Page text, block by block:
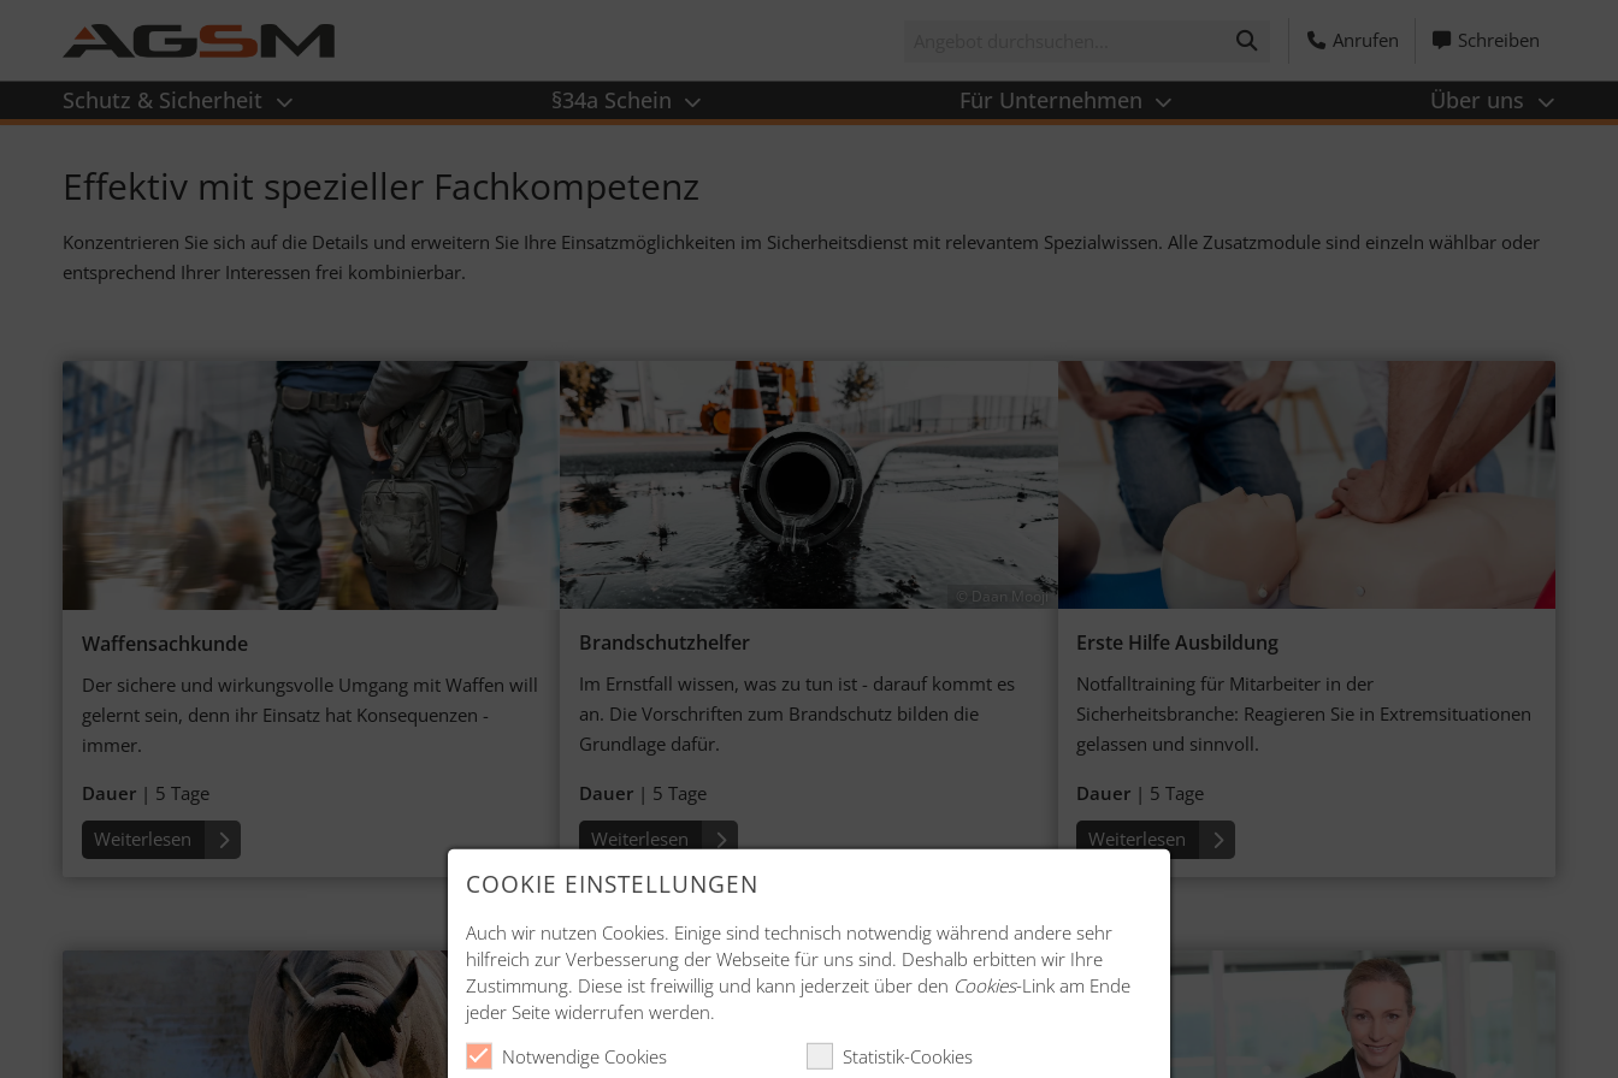
Schutz & Sicherheit §34a Schein Für Unternehmen Über uns
Anrufen Schreiben
Effektiv mit spezieller Fachkompetenz
Konzen­trieren Sie sich auf die Details und erwei­tern Sie Ihre Ein­satz­möglich­keiten im Sicher­heits­dienst mit rele­vantem Spezial­wissen. Alle Zusatz­module sind einzeln wähl­bar oder
ent­sprechend Ihrer Inte­ressen frei kombi­nier­bar.
Waffensachkunde
Der sichere und wirkungs­volle Umgang mit Waffen will
ge­lernt sein, denn ihr Ein­satz hat Konse­quenzen -
immer.
Dauer| 5 Tage
Weiterlesen
© Daan Mooji
Brandschutzhelfer
Im Ernstfall wissen, was zu tun ist - darauf kommt es
an. Die Vor­schrif­ten zum Brand­schutz bil­den die
Grund­lage dafür.
Dauer| 5 Tage
Weiterlesen
Erste Hilfe Ausbildung
Notfalltraining für Mitar­beiter in der
Sicherheitsbranche: Rea­gieren Sie in Extrem­situa­tionen
gelassen und sinnvoll.
Dauer| 5 Tage
Weiterlesen
COOKIE EINSTELLUNGEN
Auch wir nutzen Cookies. Einige sind technisch notwendig während andere sehr
hilfreich zur Verbesserung der Webseite für uns sind. Deshalb erbitten wir Ihre
Zustimmung. Diese ist freiwillig und kann jederzeit über den Cookies-Link am Ende
jeder Seite widerrufen werden.
Notwendige Cookies
Statistik-Cookies